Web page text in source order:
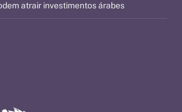
atrair investimentos árabes